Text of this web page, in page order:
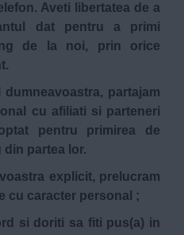
Aveti libertatea de a
dat pentru a primi
de la noi, prin orice
partajam
cu afiliati si parteneri
pentru primirea de
partea lor.
explicit, prelucram
cu caracter personal ;
si doriti sa fiti pus(a) in